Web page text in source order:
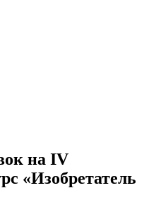
на IV
«Изобретатель